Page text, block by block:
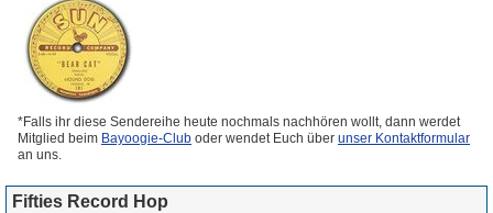
*Falls ihr diese Sendereihe heute nochmals nachhören wollt, dann werdet
Mitglied beim Bayoogie-Club oder wendet Euch über unser Kontaktformular
an uns.
Fifties Record Hop